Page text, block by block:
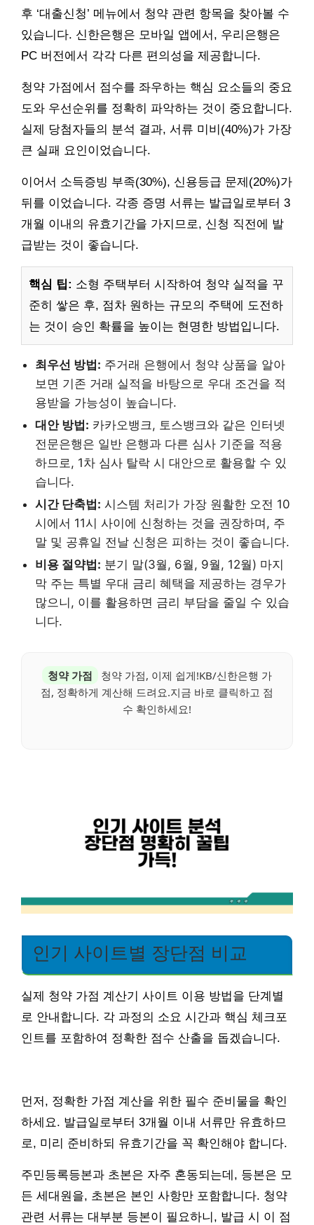
후 ‘대출신청’ 메뉴에서 청약 관련 항목을 찾아볼 수
있습니다. 신한은행은 모바일 앱에서, 우리은행은
PC 버전에서 각각 다른 편의성을 제공합니다.
청약 가점에서 점수를 좌우하는 핵심 요소들의 중요
도와 우선순위를 정확히 파악하는 것이 중요합니다.
실제 당첨자들의 분석 결과, 서류 미비(40%)가 가장
큰 실패 요인이었습니다.
이어서 소득증빙 부족(30%), 신용등급 문제(20%)가
뒤를 이었습니다. 각종 증명 서류는 발급일로부터 3
개월 이내의 유효기간을 가지므로, 신청 직전에 발
급받는 것이 좋습니다.
핵심 팁: 소형 주택부터 시작하여 청약 실적을 꾸
준히 쌓은 후, 점차 원하는 규모의 주택에 도전하
는 것이 승인 확률을 높이는 현명한 방법입니다.
최우선 방법: 주거래 은행에서 청약 상품을 알아
보면 기존 거래 실적을 바탕으로 우대 조건을 적
용받을 가능성이 높습니다.
대안 방법: 카카오뱅크, 토스뱅크와 같은 인터넷
전문은행은 일반 은행과 다른 심사 기준을 적용
하므로, 1차 심사 탈락 시 대안으로 활용할 수 있
습니다.
시간 단축법: 시스템 처리가 가장 원활한 오전 10
시에서 11시 사이에 신청하는 것을 권장하며, 주
말 및 공휴일 전날 신청은 피하는 것이 좋습니다.
비용 절약법: 분기 말(3월, 6월, 9월, 12월) 마지
막 주는 특별 우대 금리 혜택을 제공하는 경우가
많으니, 이를 활용하면 금리 부담을 줄일 수 있습
니다.
청약 가점
청약 가점, 이제 쉽게!KB/신한은행 가
점, 정확하게 계산해 드려요.지금 바로 클릭하고 점
수 확인하세요!
인기 사이트별 장단점 비교
실제 청약 가점 계산기 사이트 이용 방법을 단계별
로 안내합니다. 각 과정의 소요 시간과 핵심 체크포
인트를 포함하여 정확한 점수 산출을 돕겠습니다.
먼저, 정확한 가점 계산을 위한 필수 준비물을 확인
하세요. 발급일로부터 3개월 이내 서류만 유효하므
로, 미리 준비하되 유효기간을 꼭 확인해야 합니다.
주민등록등본과 초본은 자주 혼동되는데, 등본은 모
든 세대원을, 초본은 본인 사항만 포함합니다. 청약
관련 서류는 대부분 등본이 필요하니, 발급 시 이 점